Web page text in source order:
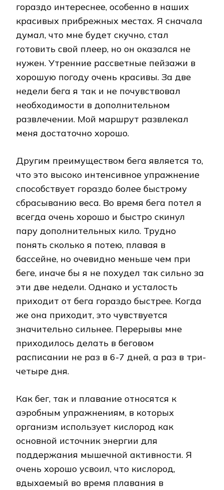
гораздо интереснее, особенно в наших
красивых прибрежных местах. Я сначала
думал, что мне будет скучно, стал
готовить свой плеер, но он оказался не
нужен. Утренние рассветные пейзажи в
хорошую погоду очень красивы. За две
недели бега я так и не почувствовал
необходимости в дополнительном
развлечении. Мой маршрут развлекал
меня достаточно хорошо.
Другим преимуществом бега является то,
что это высоко интенсивное упражнение
способствует гораздо более быстрому
сбрасыванию веса. Во время бега потел я
всегда очень хорошо и быстро скинул
пару дополнительных кило. Трудно
понять сколько я потею, плавая в
бассейне, но очевидно меньше чем при
беге, иначе бы я не похудел так сильно за
эти две недели. Однако и усталость
приходит от бега гораздо быстрее. Когда
же она приходит, это чувствуется
значительно сильнее. Перерывы мне
приходилось делать в беговом
расписании не раз в 6-7 дней, а раз в три-
четыре дня.
Как бег, так и плавание относятся к
аэробным упражнениям, в которых
организм использует кислород как
основной источник энергии для
поддержания мышечной активности. Я
очень хорошо усвоил, что кислород,
вдыхаемый во время плавания в